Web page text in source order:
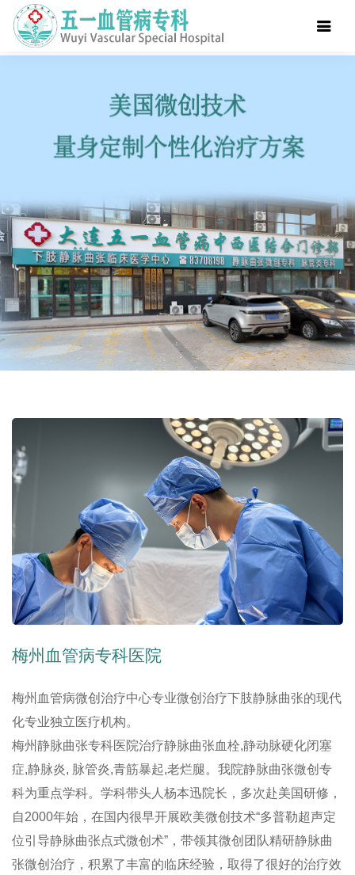
梅州血管病专科医院
梅州血管病微创治疗中心专业微创治疗下肢静脉曲张的现代
化专业独立医疗机构。
梅州静脉曲张专科医院治疗静脉曲张血栓,静动脉硬化闭塞
症,静脉炎, 脉管炎,青筋暴起,老烂腿。我院静脉曲张微创专
科为重点学科。学科带头人杨本迅院长，多次赴美国研修，
自2000年始，在国内很早开展欧美微创技术“多普勒超声定
位引导静脉曲张点式微创术”，带领其微创团队精研静脉曲
张微创治疗，积累了丰富的临床经验，取得了很好的治疗效